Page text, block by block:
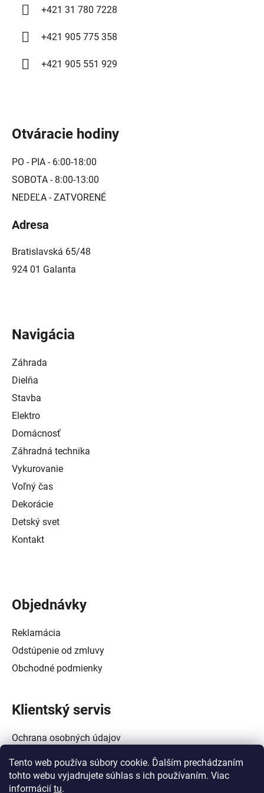
Tento web používa súbory cookie. Ďalším prechádzaním
tohto webu vyjadrujete súhlas s ich používaním. Viac
informácií tu.
+421 31 780 7228
+421 905 775 358
+421 905 551 929
Otváracie hodiny
PO - PIA - 6:00-18:00
SOBOTA - 8:00-13:00
NEDEĽA - ZATVORENÉ
Adresa
Bratislavská 65/48
924 01 Galanta
Navigácia
Záhrada
Dielňa
Stavba
Elektro
Domácnosť
Záhradná technika
Vykurovanie
Voľný čas
Dekorácie
Detský svet
Kontakt
Objednávky
Reklamácia
Odstúpenie od zmluvy
Obchodné podmienky
Klientský servis
Ochrana osobných údajov
Alternatívne riešenie spotrebiteľských sporov
Zásady používania súborov cookie (EÚ)